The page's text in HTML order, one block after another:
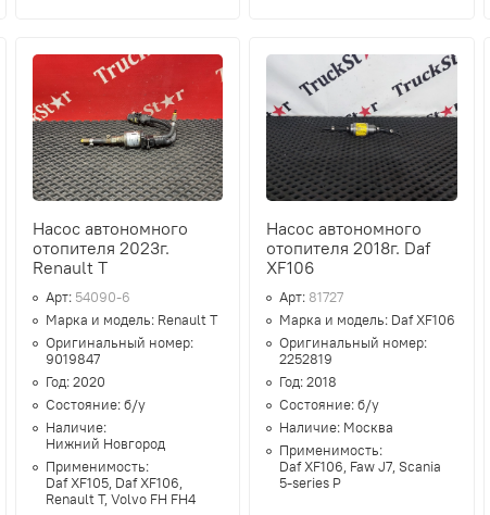
Насос автономного
отопителя 2023г.
Renault T
Арт: 54090-6
Марка и модель: Renault T
Оригинальный номер:
9019847
Год:2020
Состояние:б/у
Наличие:
Нижний Новгород
Применимость:
Daf XF105, Daf XF106,
Renault T, Volvo FH FH4
Насос автономного
отопителя 2018г. Daf
XF106
Арт: 81727
Марка и модель: Daf XF106
Оригинальный номер:
2252819
Год:2018
Состояние:б/у
Наличие: Москва
Применимость:
Daf XF106, Faw J7, Scania
5-series P